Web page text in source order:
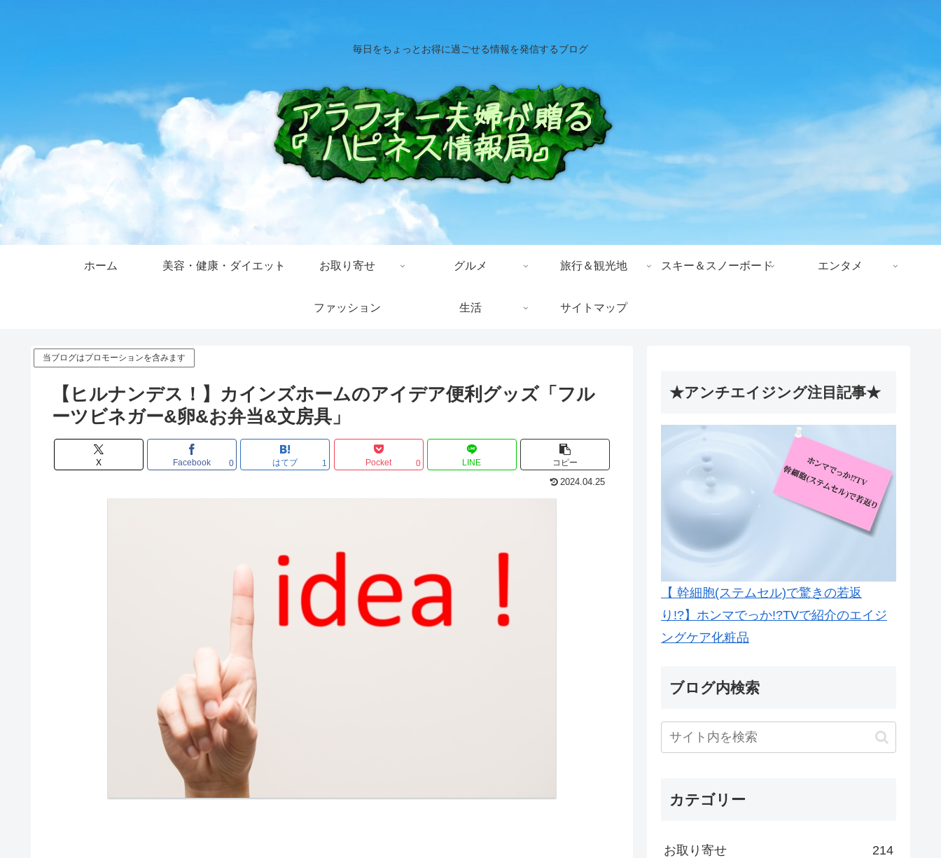
毎日をちょっとお得に過ごせる情報を発信するブログ
ホーム 美容・健康・ダイエット お取り寄せ グルメ 旅行＆観光地 スキー＆スノーボード エンタメ
ファッション 生活 サイトマップ
当ブログはプロモーションを含みます
【ヒルナンデス！】カインズホームのアイデア便利グッズ「フル
ーツビネガー&卵&お弁当&文房具」
X Facebook 0 はてブ 1 Pocket 0 LINE コピー
2024.04.25
★アンチエイジング注目記事★
【 幹細胞(ステムセル)で驚きの若返
り!?】ホンマでっか!?TVで紹介のエイジ
ングケア化粧品
ブログ内検索
カテゴリー
お取り寄せ 214